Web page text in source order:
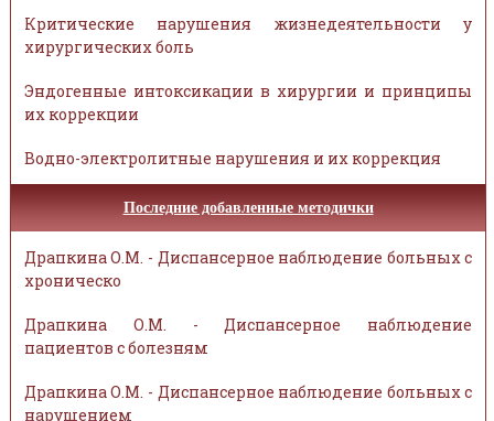
Критические нарушения жизнедеятельности у
хирургических боль
Эндогенные интоксикации в хирургии и принципы
их коррекции
Водно-электролитные нарушения и их коррекция
Последние добавленные методички
Драпкина О.М. - Диспансерное наблюдение больных с
хроническо
Драпкина О.М. - Диспансерное наблюдение
пациентов с болезням
Драпкина О.М. - Диспансерное наблюдение больных с
нарушением